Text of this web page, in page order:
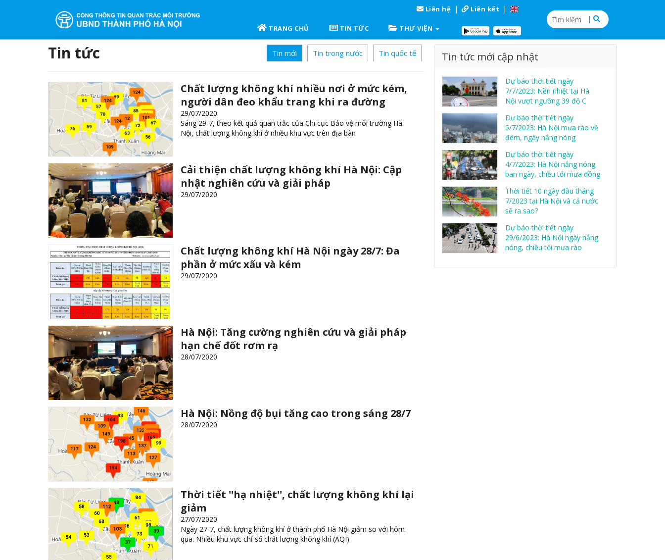
Liên hệ | Liên kết |
TRANG CHỦ TIN TỨC THƯ VIỆN
|
Tin tức Tin mới Tin trong nước Tin quốc tế
Chất lượng không khí nhiều nơi ở mức kém,
người dân đeo khẩu trang khi ra đường
29/07/2020
Sáng 29-7, theo kết quả quan trắc của Chi cục Bảo vệ môi trường Hà
Nội, chất lượng không khí ở nhiều khu vực trên địa bàn
Cải thiện chất lượng không khí Hà Nội: Cập
nhật nghiên cứu và giải pháp
29/07/2020
Chất lượng không khí Hà Nội ngày 28/7: Đa
phần ở mức xấu và kém
29/07/2020
Hà Nội: Tăng cường nghiên cứu và giải pháp
hạn chế đốt rơm rạ
28/07/2020
Hà Nội: Nồng độ bụi tăng cao trong sáng 28/7
28/07/2020
Thời tiết ''hạ nhiệt'', chất lượng không khí lại
giảm
27/07/2020
Ngày 27-7, chất lượng không khí ở thành phố Hà Nội giảm so với hôm
qua. Nhiều khu vực chỉ số chất lượng không khí (AQI)
Tin tức mới cập nhật
Dự báo thời tiết ngày
7/7/2023: Nền nhiệt tại Hà
Nội vượt ngưỡng 39 độ C
Dự báo thời tiết ngày
5/7/2023: Hà Nội mưa rào về
đêm, ngày nắng nóng
Dự báo thời tiết ngày
4/7/2023: Hà Nội nắng nóng
ban ngày, chiều tối mưa dông
Thời tiết 10 ngày đầu tháng
7/2023 tại Hà Nội và cả nước
sẽ ra sao?
Dự báo thời tiết ngày
29/6/2023: Hà Nội ngày nắng
nóng, chiều tối mưa rào